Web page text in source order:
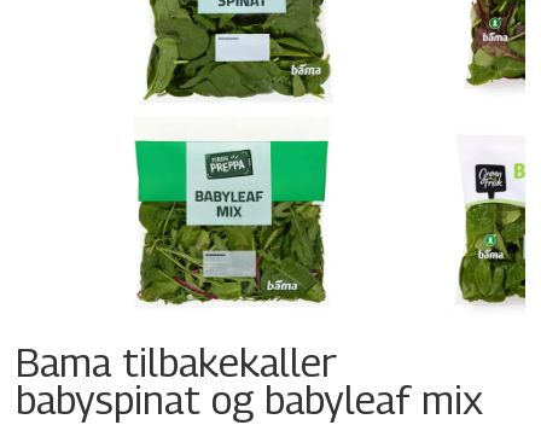
Bama tilbakekaller
babyspinat og babyleaf mix